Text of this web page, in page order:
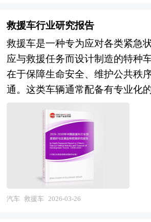
衔撰写，在大量周密的市场调研
了国家统计局、国家商务部、国
济信息中心、国务院发展研究中
署、全国商业信息中心、中国经
中国行业研究网、全国及海外相
信息以及卫星行业研究单位等公
料。报告对我国卫星行业的供需
子行业发展变化等进行了分析，
卫星行业的发展现状、如何面对
行业的发展建议、行业竞争力，
析和趋势预测等等。报告还综合
发展动态，对行业在产品方面提
体解决办法。报告对于卫星产品
重驱动的黄金发展期。技术演进
电池与氢燃料电池的工程化应用
界，智能避障与自主决策算法将
距内遥控"向"超视距自主"乃至"
升；应用场景维度，城市空中交
地区与应急场景的网络化布局将
油气管道监测等工业场景的渗透
础设施维度，随着低空飞行服务
域图建设的完善，无人机运营将
行"向"融合运行"过渡，空域资源
将逐步建立；全球化布局维度，
加快，部分新势力车企甚至提出“
化”的讨论。然而，尽管技术更新
的本质属性仍锚定于耐用消费品
遍可达十年以上，且需满足严苛
可靠性标准，远非快消品所依赖
购逻辑所能涵盖。 当前，随着AI
驶、车联网技术的深度融合，汽
不断增强，OTA远程升级使车辆
一步模糊了其与消费电子产品的
所涉及的复杂供应链体系、长研
槛，决定了其无法真正复制手机
商业模式。与此同时，政策层面
救援车行业研究报告
救援车是一种专为应对各类紧急
应与救援任务而设计制造的特种
在于保障生命安全、维护公共秩
通。这类车辆通常配备有专业化
能够在突发事件、事故现场或灾
作业。 根据实际应用场景的不同
多种类型，其功能设计高度专业
援需求。例如，部分救援车侧重
转运伤病员、提供途中生命支持
注于火灾扑救，搭载高压水炮、
汽车 救援车 2026-03-26